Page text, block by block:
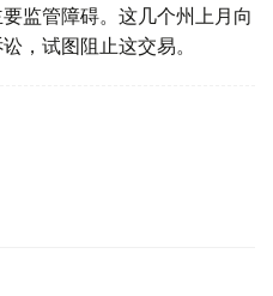
监管障碍。这几个州上月向
，试图阻止这交易。